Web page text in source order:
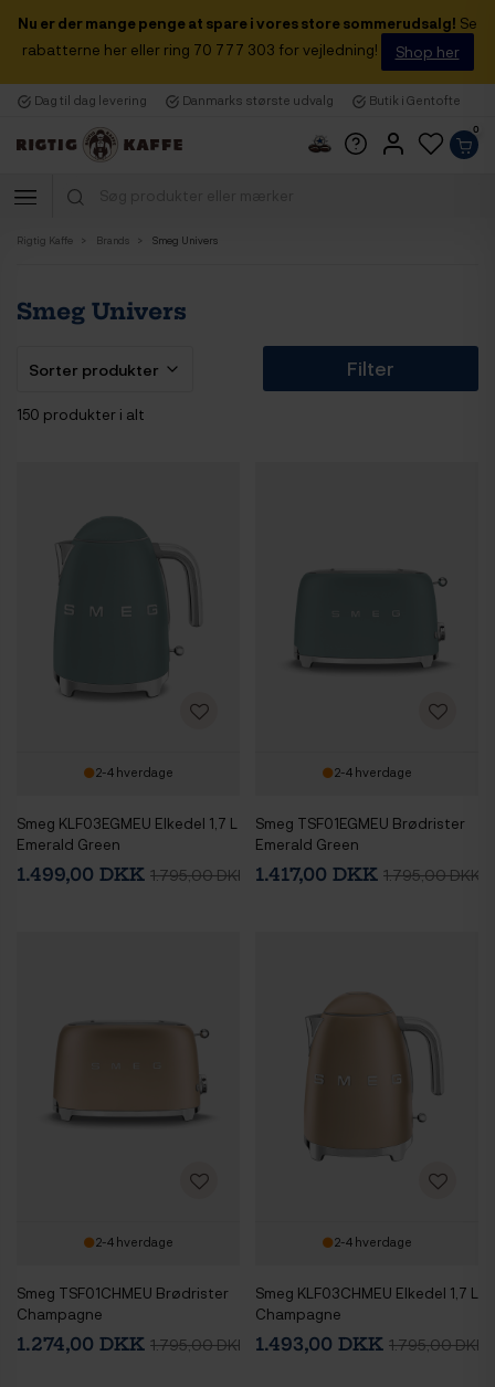
Nu er der mange penge at spare i vores store sommerudsalg! Se
rabatterne her eller ring 70 777 303 for vejledning!
Shop her
Dag til dag levering Danmarks største udvalg Butik i Gentofte
0
Rigtig Kaffe Brands Smeg Univers
Smeg Univers
150 produkter i alt
Filter
2-4 hverdage
Smeg KLF03EGMEU Elkedel 1,7 L
Emerald Green
1.499,00 DKK 1.795,00 DKK
2-4 hverdage
Smeg TSF01EGMEU Brødrister
Emerald Green
1.417,00 DKK 1.795,00 DKK
2-4 hverdage
Smeg TSF01CHMEU Brødrister
Champagne
1.274,00 DKK 1.795,00 DKK
2-4 hverdage
Smeg KLF03CHMEU Elkedel 1,7 L
Champagne
1.493,00 DKK 1.795,00 DKK